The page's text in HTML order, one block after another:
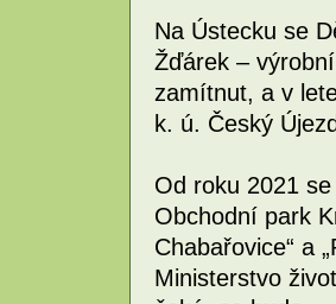
Na Ústecku se
Žďárek –
zamítnut, a v
k. ú. Český
Od roku 2021
Obchodní park
Chabařovice“ a
Ministerstvo